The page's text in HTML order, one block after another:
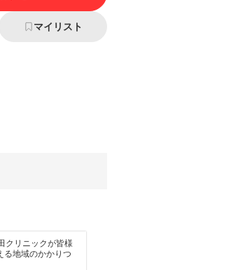
マイリスト
クリニックが皆様
る地域のかかりつ